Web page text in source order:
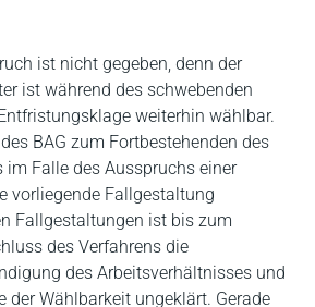
ist nicht gegeben, denn der
ist während des schwebenden
weiterhin wählbar.
BAG zum Fortbestehenden des
im Falle des Ausspruchs einer
vorliegende Fallgestaltung
Fallgestaltungen ist bis zum
des Verfahrens die
des Arbeitsverhältnisses und
der Wählbarkeit ungeklärt. Gerade